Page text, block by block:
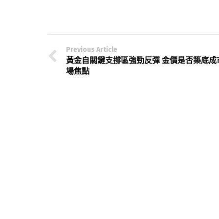
Previous Article
黃金自關鍵支撐區強勁反彈 金價是否築底成
場焦點